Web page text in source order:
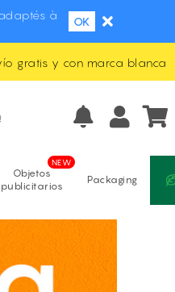
à
OK
Fabricación propia
gratis y con marca blanca
precio más bajo de Europa
Objetos
publicitarios
Packaging